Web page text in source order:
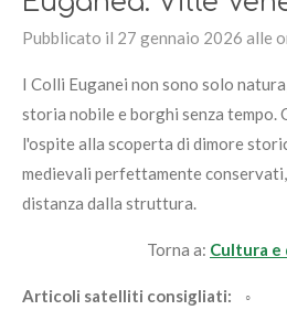
Pubblicato il 27 gennaio 2026 alle
I Colli Euganei non sono solo
storia nobile e borghi senza tempo.
l'ospite alla scoperta di dimore
medievali perfettamente
distanza dalla struttura.
Torna a: Cultura
Articoli satelliti consigliati: ◦